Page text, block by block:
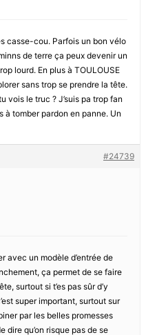
casse-cou. Parfois un bon vélo
de terre ça peux devenir un
lourd. En plus à TOULOUSE
sans trop se prendre la tête.
vois le truc ? J’suis pa trop fan
à tomber pardon en panne. Un
#24739
avec un modèle d’entrée de
ça permet de se faire
surtout si t’es pas sûr d’y
super important, surtout sur
par les belles promesses
dire qu’on risque pas de se